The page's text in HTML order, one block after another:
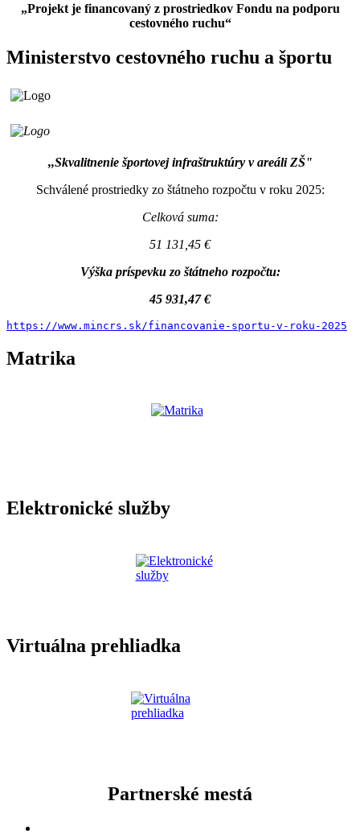
„Projekt je financovaný z prostriedkov Fondu na podporu
cestovného ruchu“
Ministerstvo cestovného ruchu a športu
,,Skvalitnenie športovej infraštruktúry v areáli ZŠ"
Schválené prostriedky zo štátneho rozpočtu v roku 2025:
Celková suma:
51 131,45 €
Výška príspevku zo štátneho rozpočtu:
45 931,47 €
https://www.mincrs.sk/financovanie-sportu-v-roku-2025
Matrika
Elektronické služby
Virtuálna prehliadka
Partnerské mestá